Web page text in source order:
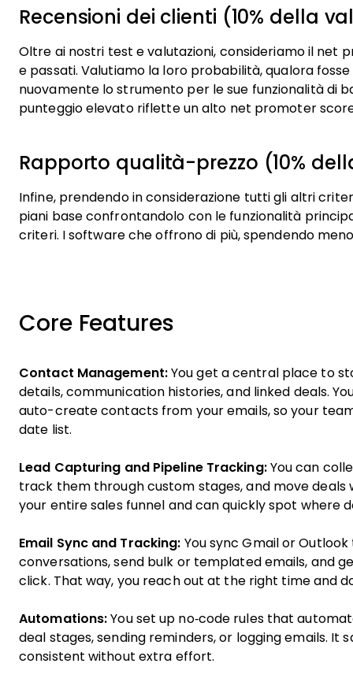
Recensioni dei clienti (10% della
Oltre ai nostri test e valutazioni, consideriamo il net
e passati. Valutiamo la loro probabilità, qualora fosse
nuovamente lo strumento per le sue funzionalità di
punteggio elevato riflette un alto net promoter
Rapporto qualità-prezzo (10%
Infine, prendendo in considerazione tutti gli altri
piani base confrontandolo con le funzionalità
criteri. I software che offrono di più, spendendo
Core Features
Contact Management:You get a central place to
details, communication histories, and linked deals.
auto-create contacts from your emails, so your
date list.
Lead Capturing and Pipeline Tracking:You can
track them through custom stages, and move deals
your entire sales funnel and can quickly spot where
Email Sync and Tracking: You sync Gmail or
conversations, send bulk or templated emails, and
click. That way, you reach out at the right time and
Automations: You set up no‑code rules that
deal stages, sending reminders, or logging emails. It
consistent without extra effort.